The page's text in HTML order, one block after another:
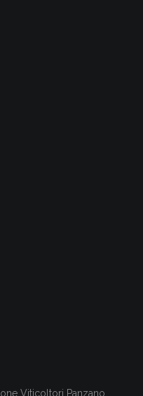
Viticoltori Panzano